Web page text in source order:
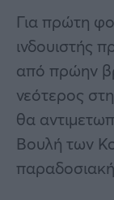
Για πρώτη
ινδουιστής
από πρώην
νεότερος
θα
Βουλή των